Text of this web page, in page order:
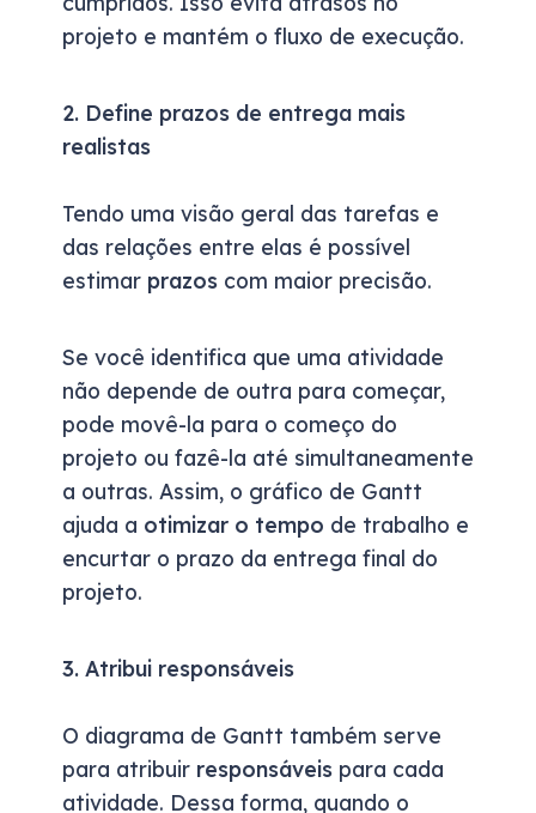
projeto e mantém o fluxo de execução.
2. Define prazos de entrega mais
realistas
Tendo uma visão geral das tarefas e
das relações entre elas é possível
estimar prazos com maior precisão.
Se você identifica que uma atividade
não depende de outra para começar,
pode movê-la para o começo do
projeto ou fazê-la até simultaneamente
a outras. Assim, o gráfico de Gantt
ajuda a otimizar o tempo de trabalho e
encurtar o prazo da entrega final do
projeto.
3. Atribui responsáveis
O diagrama de Gantt também serve
para atribuir responsáveis para cada
atividade. Dessa forma, quando o